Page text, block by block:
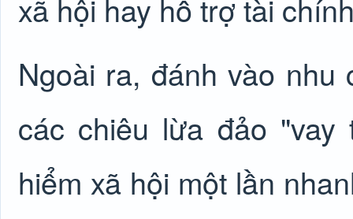
xã hội hay hỗ trợ tài
Ngoài ra, đánh vào nhu
các chiêu lừa đảo
hiểm xã hội một lần